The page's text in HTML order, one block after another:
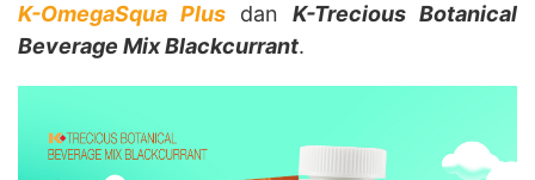
K-OmegaSqua Plus dan K-Trecious Botanical
Beverage Mix Blackcurrant.